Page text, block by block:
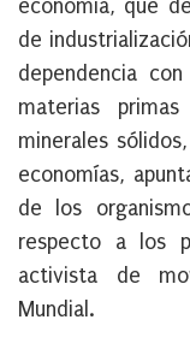
economía, que
de
dependencia
materias
minerales
economías,
de los
respecto a los
activista de
Mundial.